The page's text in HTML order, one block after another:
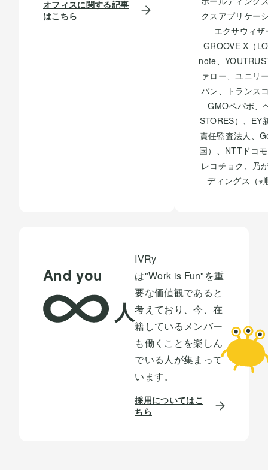
オフィスに関する記事
はこちら
クスアプリケー
エクサウィ
GROOVE X（
note、
ァロー、ユニリ
パン、トランス
GMOペパボ、
STORES）、EY
責任監査法人、
国）、NTTドコ
レコチョク、乃
ディングス（※
And you
人
IVRy
は"Work is Fun"を重
要な価値観であると
考えており、今、在
籍しているメンバー
も働くことを楽しん
でいる人が集まって
います。
採用についてはこ
ちら